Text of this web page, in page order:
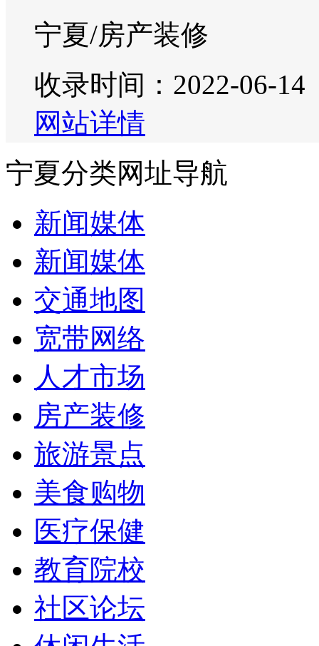
宁夏/房产装修
收录时间：2022-06-14
网站详情
宁夏分类网址导航
新闻媒体
新闻媒体
交通地图
宽带网络
人才市场
房产装修
旅游景点
美食购物
医疗保健
教育院校
社区论坛